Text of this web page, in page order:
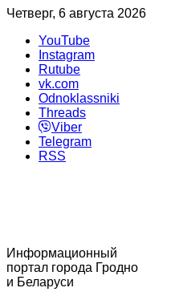
Четверг, 6 августа 2026
YouTube
Instagram
Rutube
vk.com
Odnoklassniki
Threads
Viber
Telegram
RSS
Информационный
портал города Гродно
и Беларуси